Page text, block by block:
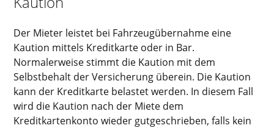
Der Mieter leistet bei Fahrzeugübernahme eine
Kaution mittels Kreditkarte oder in Bar.
Normalerweise stimmt die Kaution mit dem
Selbstbehalt der Versicherung überein. Die Kaution
kann der Kreditkarte belastet werden. In diesem Fall
wird die Kaution nach der Miete dem
Kreditkartenkonto wieder gutgeschrieben, falls kein